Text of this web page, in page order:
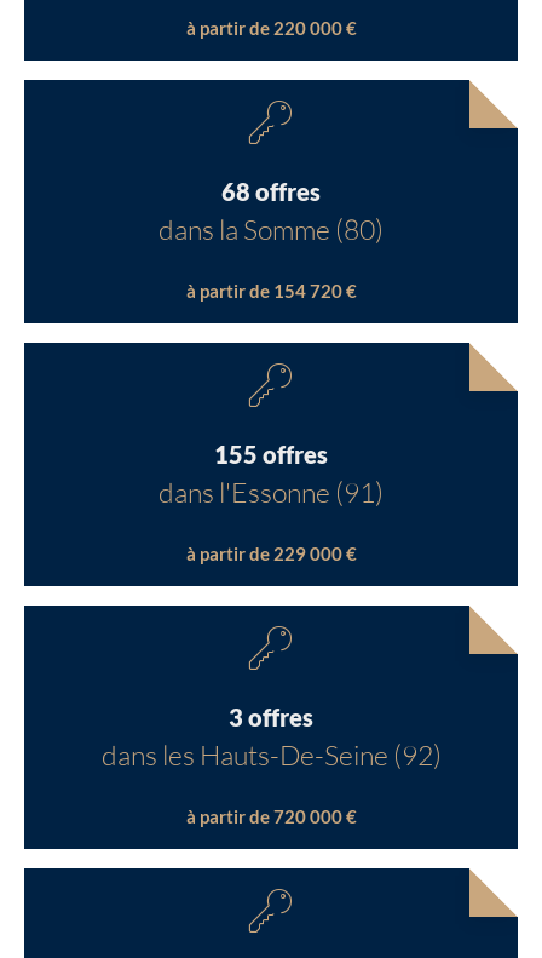
à partir de 220 000 €
68 offres
dans la Somme (80)
à partir de 154 720 €
155 offres
dans l'Essonne (91)
à partir de 229 000 €
3 offres
dans les Hauts-De-Seine (92)
à partir de 720 000 €